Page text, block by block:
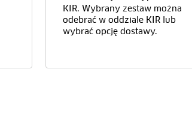
KIR. Wybrany zestaw można
odebrać w oddziale KIR lub
wybrać opcję dostawy.